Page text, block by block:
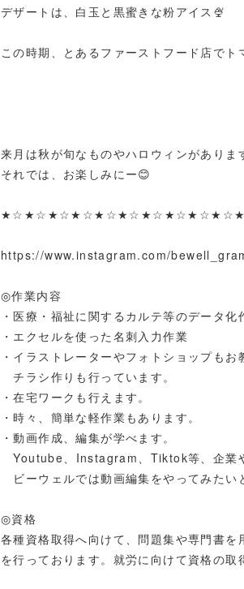
デザートは、白玉と黒蜜きな粉アイス🍨
この時期、とあるファーストフード店で
来月は秋が旬なものやハロウィンがありま
それでは、お楽しみにー😊
https://www.instagram.com/
◎作業内容
・医療・福祉に関するカルテ等のデータ化
・エクセルを使った名刺入力作業
・イラストレーターやフォトショップもお
チラシ作りも行っています。
・在宅ワークも行えます。
・時々、簡単な軽作業もあります。
・動画作成、編集が学べます。
Youtube、Instagram、Tiktok等、企業
ビーウェルでは動画編集をやってみたい
◎資格
各種資格取得へ向けて、問題集や専門書を
を行っております。就労に向けて資格の取